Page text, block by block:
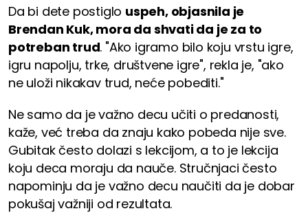
Da bi dete postiglo uspeh, objasnila je
Brendan Kuk, mora da shvati da je za to
potreban trud. "Ako igramo bilo koju vrstu igre,
igru ​​napolju, trke, društvene igre", rekla je, "ako
ne uloži nikakav trud, neće pobediti."
Ne samo da je važno decu učiti o predanosti,
kaže, već treba da znaju kako pobeda nije sve.
Gubitak često dolazi s lekcijom, a to je lekcija
koju deca moraju da nauče. Stručnjaci često
napominju da je važno decu naučiti da je dobar
pokušaj važniji od rezultata.